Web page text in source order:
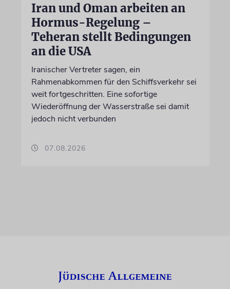
Iran und Oman arbeiten an
Hormus-Regelung –
Teheran stellt Bedingungen
an die USA
Iranischer Vertreter sagen, ein
Rahmenabkommen für den Schiffsverkehr sei
weit fortgeschritten. Eine sofortige
Wiederöffnung der Wasserstraße sei damit
jedoch nicht verbunden
07.08.2026